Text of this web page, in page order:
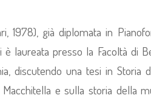
1978), già diplomata in
è laureata presso la Facoltà di
discutendo una tesi in
e sulla storia della